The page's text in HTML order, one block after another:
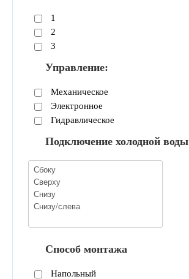
1
2
3
Управление:
Механическое
Электронное
Гидравлическое
Подключение холодной воды
Способ монтажа
Напольный